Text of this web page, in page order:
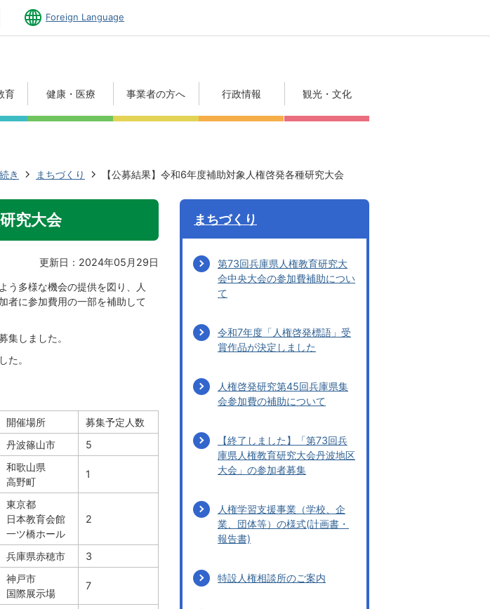
Foreign Language
育 健康・医療 事業者の方へ 行政情報 観光・文化
き まちづくり 【公募結果】令和6年度補助対象人権啓発各種研究大会
究大会
更新日：2024年05月29日
う多様な機会の提供を図り、人
者に参加費用の一部を補助して
しました。
た。
開催場所
募集予定人数
丹波篠山市 5
和歌山県
高野町
1
東京都
日本教育会館
一ツ橋ホール
2
兵庫県赤穂市 3
神戸市
国際展示場
7
まちづくり
第73回兵庫県人権教育研究大
会中央大会の参加費補助につい
て
令和7年度「人権啓発標語」受
賞作品が決定しました
人権啓発研究第45回兵庫県集
会参加費の補助について
【終了しました】「第73回兵
庫県人権教育研究大会丹波地区
大会」の参加者募集
人権学習支援事業（学校、企
業、団体等）の様式(計画書・
報告書)
特設人権相談所のご案内